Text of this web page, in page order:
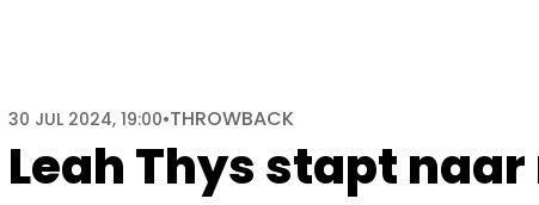
Leah Thys stapt
30 JUL 2024, 19:00•THROWBACK